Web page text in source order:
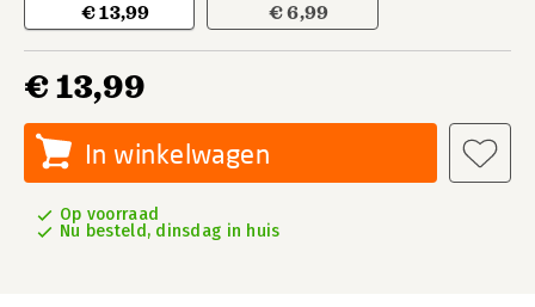
€ 13,99 € 6,99
€ 13,99
In winkelwagen
Op voorraad
Nu besteld, dinsdag in huis